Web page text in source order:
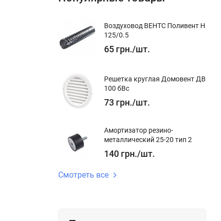
Воздуховод ВЕНТС Поливент Н
125/0.5
65 грн./шт.
Решетка круглая Домовент ДВ
100 бВс
73 грн./шт.
Амортизатор резино-
металлический 25-20 тип 2
140 грн./шт.
Смотреть все